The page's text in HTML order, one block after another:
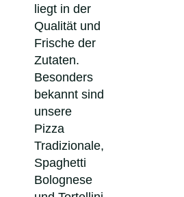
liegt in der
Qualität und
Frische der
Zutaten.
Besonders
bekannt sind
unsere
Pizza
Tradizionale,
Spaghetti
Bolognese